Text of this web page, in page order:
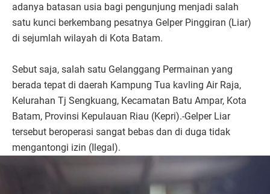
adanya batasan usia bagi pengunjung menjadi salah
satu kunci berkembang pesatnya Gelper Pinggiran (Liar)
di sejumlah wilayah di Kota Batam.
Sebut saja, salah satu Gelanggang Permainan yang
berada tepat di daerah Kampung Tua kavling Air Raja,
Kelurahan Tj Sengkuang, Kecamatan Batu Ampar, Kota
Batam, Provinsi Kepulauan Riau (Kepri).-Gelper Liar
tersebut beroperasi sangat bebas dan di duga tidak
mengantongi izin (Ilegal).